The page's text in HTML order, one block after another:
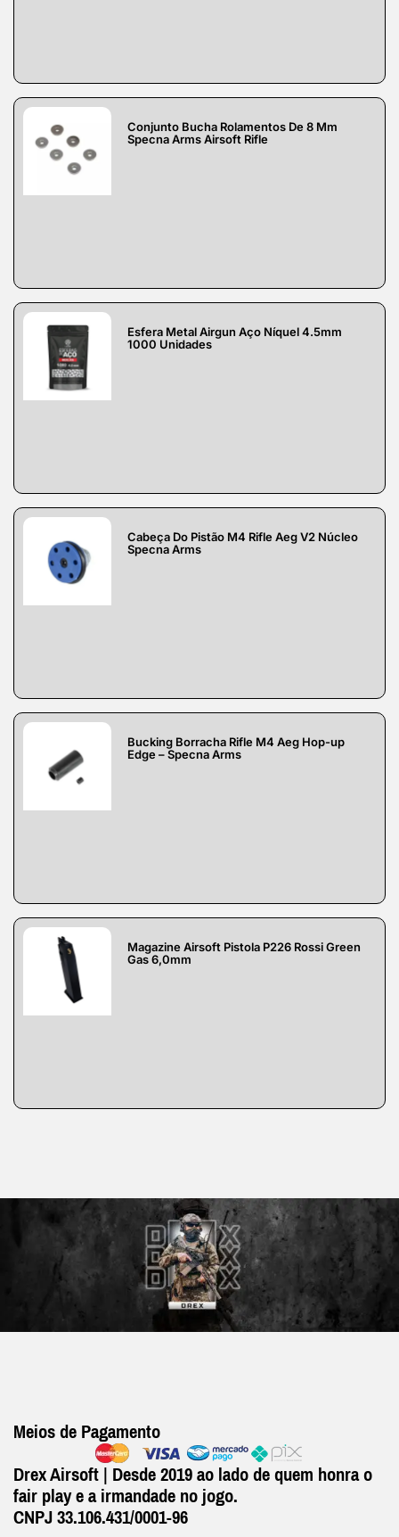
Conjunto Bucha Rolamentos De 8 Mm
Specna Arms Airsoft Rifle
Esfera Metal Airgun Aço Níquel 4.5mm
1000 Unidades
Cabeça Do Pistão M4 Rifle Aeg V2 Núcleo
Specna Arms
Bucking Borracha Rifle M4 Aeg Hop-up
Edge – Specna Arms
Magazine Airsoft Pistola P226 Rossi Green
Gas 6,0mm
Meios de Pagamento
Drex Airsoft | Desde 2019 ao lado de quem honra o
fair play e a irmandade no jogo.
CNPJ 33.106.431/0001-96